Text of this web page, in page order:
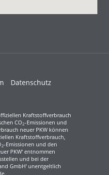
Datenschutz
Kraftstoffverbrauch
CO2-Emissionen und
neuer PKW können
Kraftstoffverbrauch,
2-Emissionen und den
PKW' entnommen
und bei der
GmbH' unentgeltlich